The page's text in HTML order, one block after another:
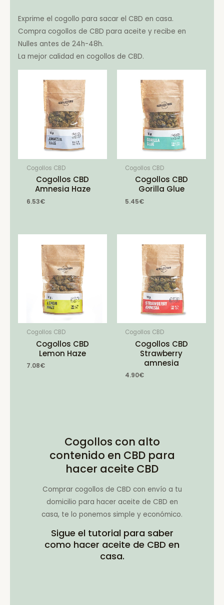
Exprime el cogollo para sacar el CBD en casa.
Compra cogollos de CBD para aceite y recibe en
Nulles antes de 24h-48h.
La mejor calidad en cogollos de CBD.
Cogollos CBD
Cogollos CBD
Amnesia Haze
6.53€
Cogollos CBD
Cogollos CBD
Gorilla Glue
5.45€
Cogollos CBD
Cogollos CBD
Lemon Haze
7.08€
Cogollos CBD
Cogollos CBD
Strawberry
amnesia
4.90€
Cogollos con alto
contenido en CBD para
hacer aceite CBD
Comprar cogollos de CBD con envío a tu
domicilio para hacer aceite de CBD en
casa, te lo ponemos simple y económico.
Sigue el tutorial para saber
como hacer aceite de CBD en
casa.